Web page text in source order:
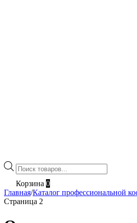
Поиск
товаров
Корзина 0
Главная/Каталог профессиональной
Страница 2